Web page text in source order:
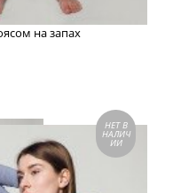
на запах
НЕТ В
НАЛИЧ
ИИ